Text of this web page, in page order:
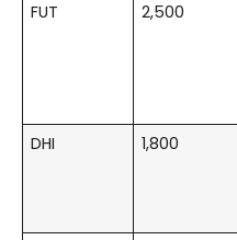
FUT
2,500
DHI
1,800